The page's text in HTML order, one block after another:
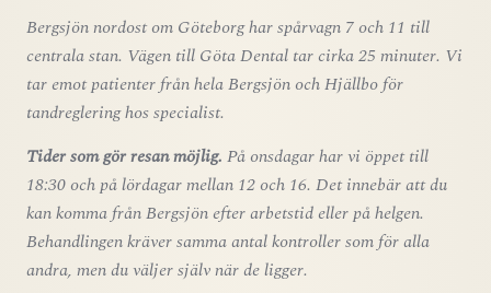
Bergsjön nordost om Göteborg har spårvagn 7 och 11 till
centrala stan. Vägen till Göta Dental tar cirka 25 minuter. Vi
tar emot patienter från hela Bergsjön och Hjällbo för
tandreglering hos specialist.
Tider som gör resan möjlig. På onsdagar har vi öppet till
18:30 och på lördagar mellan 12 och 16. Det innebär att du
kan komma från Bergsjön efter arbetstid eller på helgen.
Behandlingen kräver samma antal kontroller som för alla
andra, men du väljer själv när de ligger.